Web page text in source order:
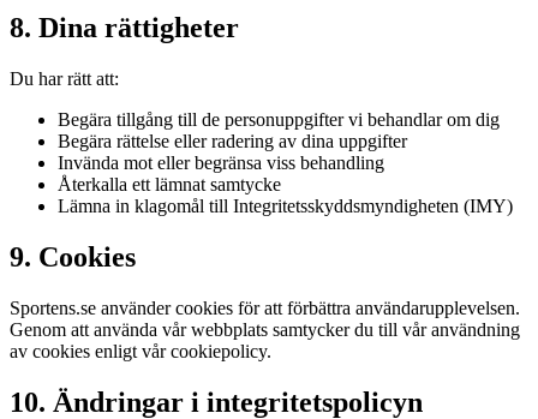
8. Dina rättigheter
Du har rätt att:
Begära tillgång till de personuppgifter vi behandlar om dig
Begära rättelse eller radering av dina uppgifter
Invända mot eller begränsa viss behandling
Återkalla ett lämnat samtycke
Lämna in klagomål till Integritetsskyddsmyndigheten (IMY)
9. Cookies
Sportens.se använder cookies för att förbättra användarupplevelsen.
Genom att använda vår webbplats samtycker du till vår användning
av cookies enligt vår cookiepolicy.
10. Ändringar i integritetspolicyn